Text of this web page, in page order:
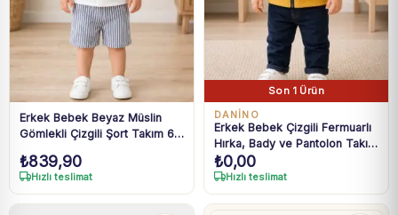
Erkek Bebek Beyaz Müslin
Gömlekli Çizgili Şort Takım 6-
₺839,90
Hızlı teslimat
Son 1 Ürün
DANİNO
Erkek Bebek Çizgili Fermuarlı
Hırka, Bady ve Pantolon Takım
6-24 Ay
₺0,00
Hızlı teslimat